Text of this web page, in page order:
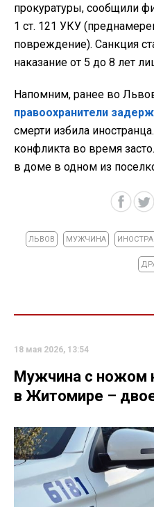
прокуратуры, сообщили
1 ст. 121 УКУ
повреждение). Санкция
наказание от 5 до 8 лет
Напомним, ранее во
правоохранители
смерти избила
конфликта во время
в доме в одном из
ЛЬВОВ МУЖЧИНА
18 мая 2026, 13:54
Мужчина с ножом
в Житомире –